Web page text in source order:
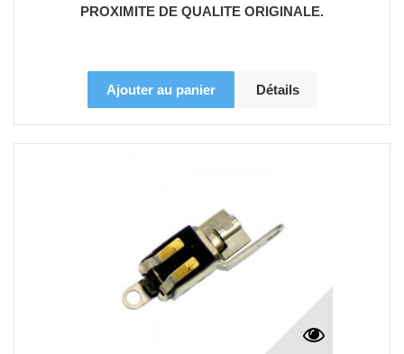
PROXIMITE DE QUALITE ORIGINALE.
Ajouter au panier Détails